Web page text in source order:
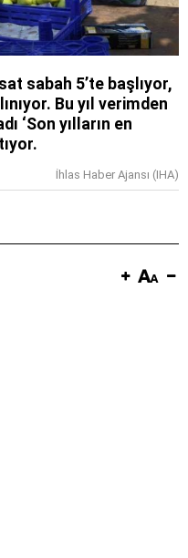
sabah 5’te başlıyor,
Bu yıl verimden
‘Son yılların en
İhlas Haber Ajansı (IHA)